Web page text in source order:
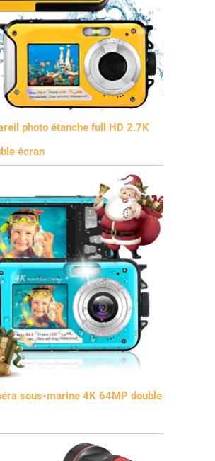
photo étanche full HD 2.7K
écran
sous-marine 4K 64MP double